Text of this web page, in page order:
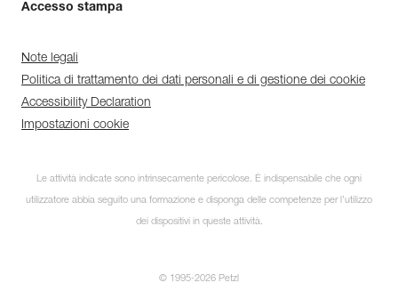
Accesso stampa
Note legali
Politica di trattamento dei dati personali e di gestione dei cookie
Accessibility Declaration
Impostazioni cookie
Le attività indicate sono intrinsecamente pericolose. È indispensabile che ogni
utilizzatore abbia seguito una formazione e disponga delle competenze per l’utilizzo
dei dispositivi in queste attività.
© 1995-2026 Petzl